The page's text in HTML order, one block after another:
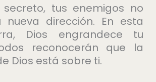
tus enemigos no
dirección. En esta
Dios engrandece tu
reconocerán que la
Dios está sobre ti.